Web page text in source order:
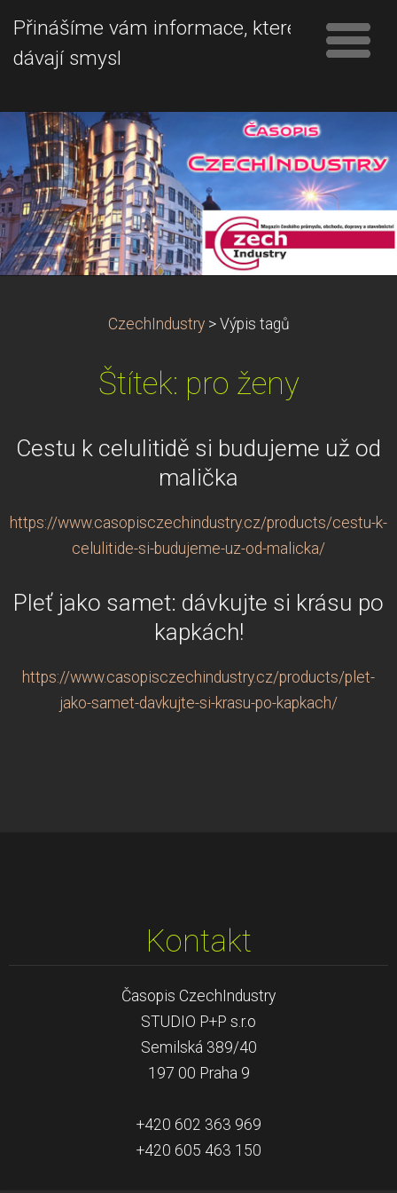
Přinášíme vám informace, které
dávají smysl
CzechIndustry > Výpis tagů
Štítek: pro ženy
Cestu k celulitidě si budujeme už od
malička
https://www.casopisczechindustry.cz/products/cestu-k-
celulitide-si-budujeme-uz-od-malicka/
Pleť jako samet: dávkujte si krásu po
kapkách!
https://www.casopisczechindustry.cz/products/plet-
jako-samet-davkujte-si-krasu-po-kapkach/
Kontakt
Časopis CzechIndustry
STUDIO P+P s.r.o
Semilská 389/40
197 00 Praha 9
+420 602 363 969
+420 605 463 150